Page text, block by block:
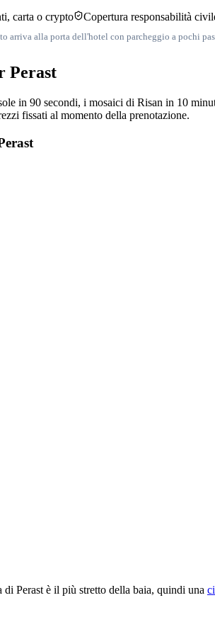
carta o crypto Copertura responsabilità
arriva alla porta dell'hotel con parcheggio a pochi
Perast
in 90 secondi, i mosaici di Risan in 10
fissati al momento della prenotazione.
Perast è il più stretto della baia, quindi una